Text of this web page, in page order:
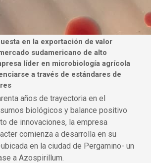
en la exportación de valor
sudamericano de alto
líder en microbiología agrícola
a través de estándares de
años de trayectoria en el
biológicos y balance positivo
de innovaciones, la empresa
comienza a desarrolla en su
en la ciudad de Pergamino- un
a Azospirillum.